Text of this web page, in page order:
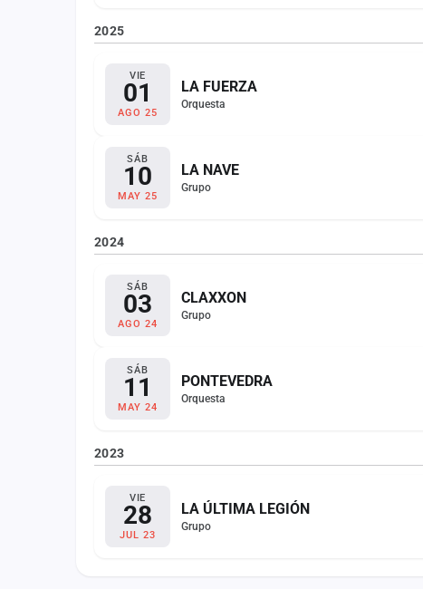
2025
VIE
01
AGO 25
LA FUERZA
Orquesta
SÁB
10
MAY 25
LA NAVE
Grupo
2024
SÁB
03
AGO 24
CLAXXON
Grupo
SÁB
11
MAY 24
PONTEVEDRA
Orquesta
2023
VIE
28
JUL 23
LA ÚLTIMA LEGIÓN
Grupo